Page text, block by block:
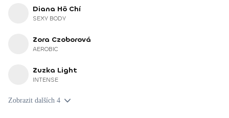
Diana Hô Chí
SEXY BODY
Zora Czoborová
AEROBIC
Zuzka Light
INTENSE
Zobrazit dalších 4